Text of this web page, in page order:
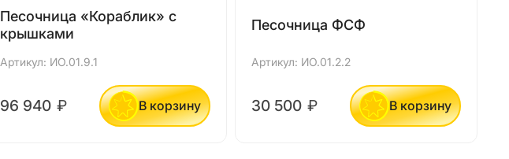
Песочница «Кораблик» с
крышками
Артикул: ИО.01.9.1
96 940 ₽ В корзину
Песочница ФСФ
Артикул: ИО.01.2.2
30 500 ₽ В корзину